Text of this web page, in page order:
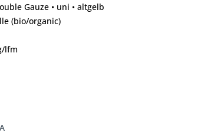
Gauze • uni • altgelb
(bio/organic)
lfm